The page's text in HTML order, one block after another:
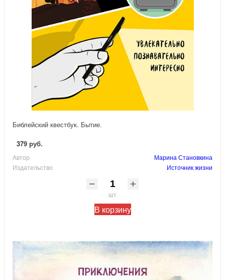
Библейский квестбук. Бытие.
379 руб.
Автор
Марина Становкина
Издательство
Источник жизни
шт
В корзину